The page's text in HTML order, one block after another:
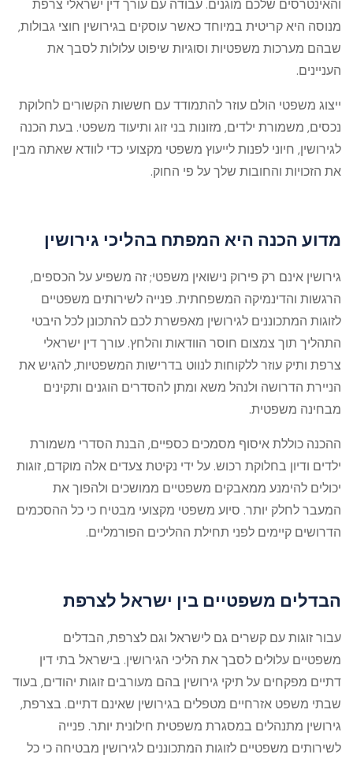
והאינטרסים שלכם מוגנים. עבודה עם עורך דין ישראלי צרפת
מנוסה היא קריטית במיוחד כאשר עוסקים בגירושין חוצי גבולות,
שבהם מערכות משפטיות וסוגיות שיפוט עלולות לסבך את
העניינים.
ייצוג משפטי הולם עוזר להתמודד עם חששות הקשורים לחלוקת
נכסים, משמורת ילדים, מזונות בני זוג ותיעוד משפטי. בעת הכנה
לגירושין, חיוני לפנות לייעוץ משפטי מקצועי כדי לוודא שאתה מבין
את הזכויות והחובות שלך על פי החוק.
מדוע הכנה היא המפתח בהליכי גירושין
גירושין אינם רק פירוק נישואין משפטי; זה משפיע על הכספים,
הרגשות והדינמיקה המשפחתית. פנייה לשירותים משפטיים
לזוגות המתכוננים לגירושין מאפשרת לכם להתכונן לכל היבטי
התהליך תוך צמצום חוסר הוודאות והלחץ. עורך דין ישראלי
צרפת ותיק עוזר ללקוחות לנווט בדרישות המשפטיות, להגיש את
הניירת הדרושה ולנהל משא ומתן להסדרים הוגנים ותקינים
מבחינה משפטית.
ההכנה כוללת איסוף מסמכים כספיים, הבנת הסדרי משמורת
ילדים ודיון בחלוקת רכוש. על ידי נקיטת צעדים אלה מוקדם, זוגות
יכולים להימנע ממאבקים משפטיים ממושכים ולהפוך את
המעבר לחלק יותר. סיוע משפטי מקצועי מבטיח כי כל ההסכמים
הדרושים קיימים לפני תחילת ההליכים הפורמליים.
הבדלים משפטיים בין ישראל לצרפת
עבור זוגות עם קשרים גם לישראל וגם לצרפת, הבדלים
משפטיים עלולים לסבך את הליכי הגירושין. בישראל בתי דין
דתיים מפקחים על תיקי גירושין בהם מעורבים זוגות יהודים, בעוד
שבתי משפט אזרחיים מטפלים בגירושין שאינם דתיים. בצרפת,
גירושין מתנהלים במסגרת משפטית חילונית יותר. פנייה
לשירותים משפטיים לזוגות המתכוננים לגירושין מבטיחה כי כל